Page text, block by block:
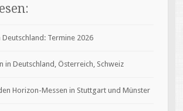
Deutschland: Termine 2026
in Deutschland, Österreich, Schweiz
Horizon-Messen in Stuttgart und Münster